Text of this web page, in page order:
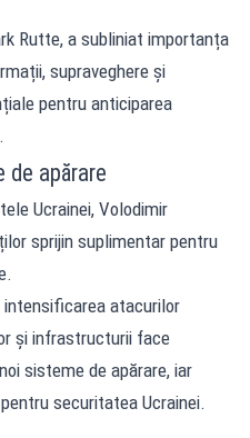
Rutte, a subliniat importanța
supraveghere și
pentru anticiparea
apărare
Ucrainei, Volodimir
sprijin suplimentar pentru
intensificarea atacurilor
și infrastructurii face
sisteme de apărare, iar
securitatea Ucrainei.